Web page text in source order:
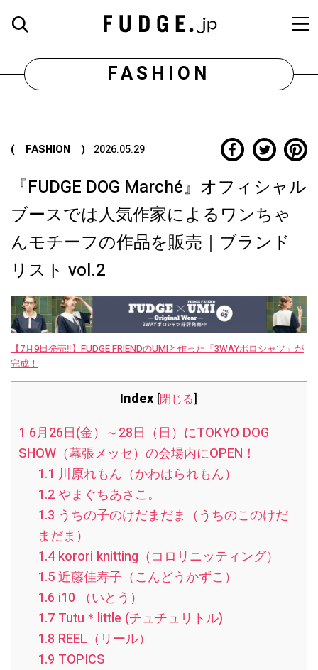
FASHION
( FASHION ) 2026.05.29
『FUDGE DOG Marché』オフィシャル
ブースでは人気作家によるワンちゃ
んモチーフの作品を販売｜ブランド
リスト vol.2
【7月9日発売‼︎】FUDGE FRIENDのUMIと作った「3WAYポロシャツ」が
完成！
Index [閉じる]
1 6月26日(金）～28日（日）にTOKYO DOG
SHOW（幕張メッセ）の会場内にOPEN！
1.1 川原れもん（かわはられもん）
1.2やまぐちあさこ。
1.3 うちの子のけだまだま（うちのこのけだ
まだま）
1.4korori knitting（コロリニッティング）
1.5近藤佳寿子（こんどうかずこ）
1.6 i10 （いとう）
1.7 Tutu＊little (チュチュリトル)
1.8 REEL（リール）
1.9 TOPICS